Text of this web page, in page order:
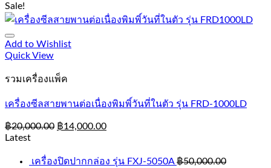
Sale!
Add to Wishlist
Quick View
รวมเครื่องแพ็ค
เครื่องซีลสายพานต่อเนื่องพิมพิ์วันที่ในตัว รุ่น FRD-1000LD
฿20,000.00 ฿14,000.00
Latest
เครื่องปิดปากกล่อง รุ่น FXJ-5050A ฿50,000.00